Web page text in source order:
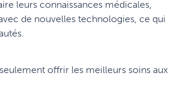
leurs connaissances médicales,
de nouvelles technologies, ce qui
offrir les meilleurs soins aux